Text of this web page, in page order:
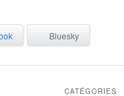
Bluesky
CATÉGORIES